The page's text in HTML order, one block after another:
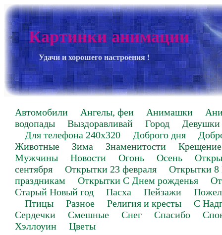
Картинки анимации
Удачи и хорошего настроения !
Автомобили Ангелы, феи Анимашки
водопады
Выздоравливай Город
Девушки
Для телефона 240х320
Доброго дня
Животные
Зима Знаменитости
Крещение
Мужчины
Новости Огонь Осень
сентября
Открытки 23 февраля
Открытки 8
праздникам
Открытки С Днем рожденья
Старый Новый год
Пасха Пейзажи
Птицы
Разное Религия и кресты
С
Сердечки
Смешные Снег Спасибо
Хэллоуин
Цветы